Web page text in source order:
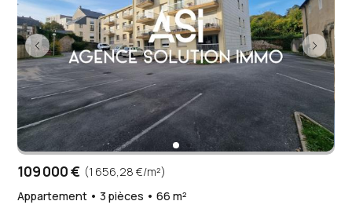
109 000 € (1 656,28 €/m²)
Appartement • 3 pièces • 66 m²